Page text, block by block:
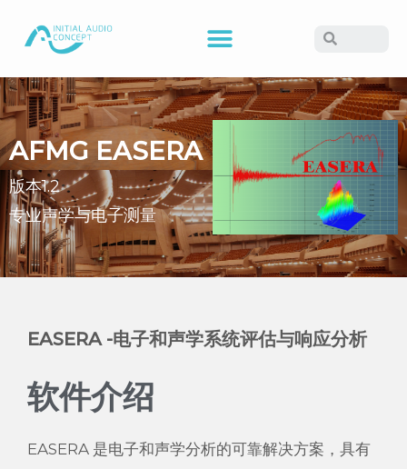
AFMG EASERA
版本1.2
专业声学与电子测量
EASERA -电子和声学系统评估与响应分析
软件介绍
EASERA 是电子和声学分析的可靠解决方案，具有